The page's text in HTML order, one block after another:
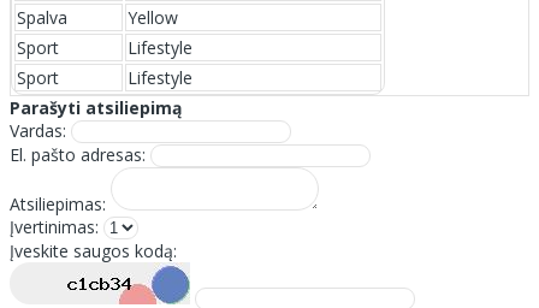
Spalva
Yellow
Sport
Lifestyle
Sport
Lifestyle
Parašyti atsiliepimą
Vardas:
El. pašto adresas:
Atsiliepimas:
Įvertinimas:
Įveskite saugos kodą: